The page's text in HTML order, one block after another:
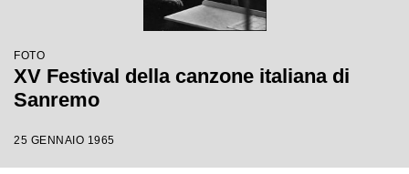
FOTO
XV Festival della canzone italiana di
Sanremo
25 GENNAIO 1965